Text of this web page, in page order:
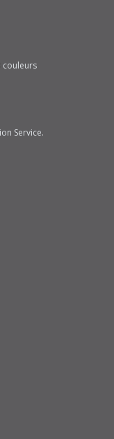
couleurs
Service.